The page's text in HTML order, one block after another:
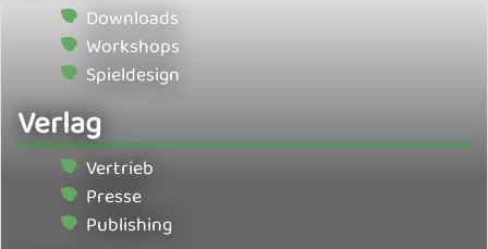
Downloads
Workshops
Spieldesign
Verlag
Vertrieb
Presse
Publishing